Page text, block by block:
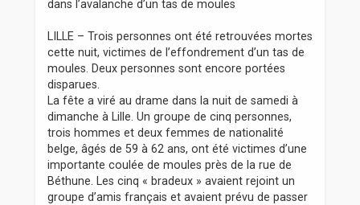
a
e
dans l’avalanche d’un tas de moules
LILLE – Trois personnes ont été retrouvées mortes
cette nuit, victimes de l’effondrement d’un tas de
moules. Deux personnes sont encore portées
disparues.
La fête a viré au drame dans la nuit de samedi à
dimanche à Lille. Un groupe de cinq personnes,
trois hommes et deux femmes de nationalité
belge, âgés de 59 à 62 ans, ont été victimes d’une
importante coulée de moules près de la rue de
Béthune. Les cinq « bradeux » avaient rejoint un
groupe d’amis français et avaient prévu de passer